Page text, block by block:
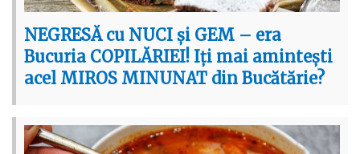
NEGRESĂ cu NUCI și GEM – era
Bucuria COPILĂRIEI! Iți mai amintești
acel MIROS MINUNAT din Bucătărie?